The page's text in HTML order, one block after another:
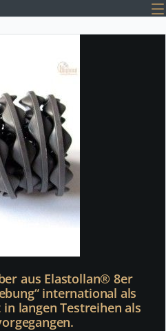
aus Elastollan® 8er
international als
langen Testreihen als